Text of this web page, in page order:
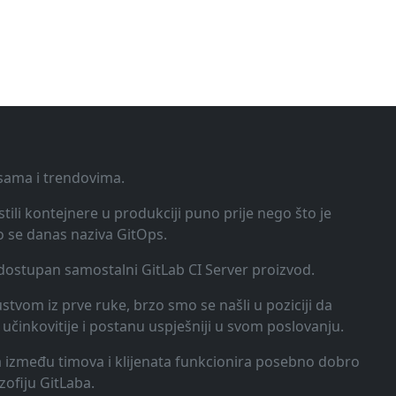
i trendovima.
kontejnere u produkciji puno prije nego što je
danas naziva GitOps.
samostalni GitLab CI Server proizvod.
iz prve ruke, brzo smo se našli u poziciji da
i postanu uspješniji u svom poslovanju.
između timova i klijenata funkcionira posebno dobro
GitLaba.